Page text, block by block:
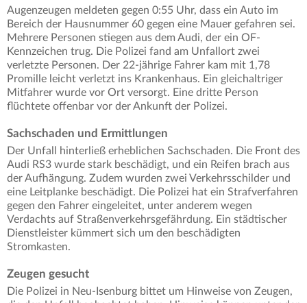
Augenzeugen meldeten gegen 0:55 Uhr, dass ein Auto im
Bereich der Hausnummer 60 gegen eine Mauer gefahren sei.
Mehrere Personen stiegen aus dem Audi, der ein OF-
Kennzeichen trug. Die Polizei fand am Unfallort zwei
verletzte Personen. Der 22-jährige Fahrer kam mit 1,78
Promille leicht verletzt ins Krankenhaus. Ein gleichaltriger
Mitfahrer wurde vor Ort versorgt. Eine dritte Person
flüchtete offenbar vor der Ankunft der Polizei.
Sachschaden und Ermittlungen
Der Unfall hinterließ erheblichen Sachschaden. Die Front des
Audi RS3 wurde stark beschädigt, und ein Reifen brach aus
der Aufhängung. Zudem wurden zwei Verkehrsschilder und
eine Leitplanke beschädigt. Die Polizei hat ein Strafverfahren
gegen den Fahrer eingeleitet, unter anderem wegen
Verdachts auf Straßenverkehrsgefährdung. Ein städtischer
Dienstleister kümmert sich um den beschädigten
Stromkasten.
Zeugen gesucht
Die Polizei in Neu-Isenburg bittet um Hinweise von Zeugen,